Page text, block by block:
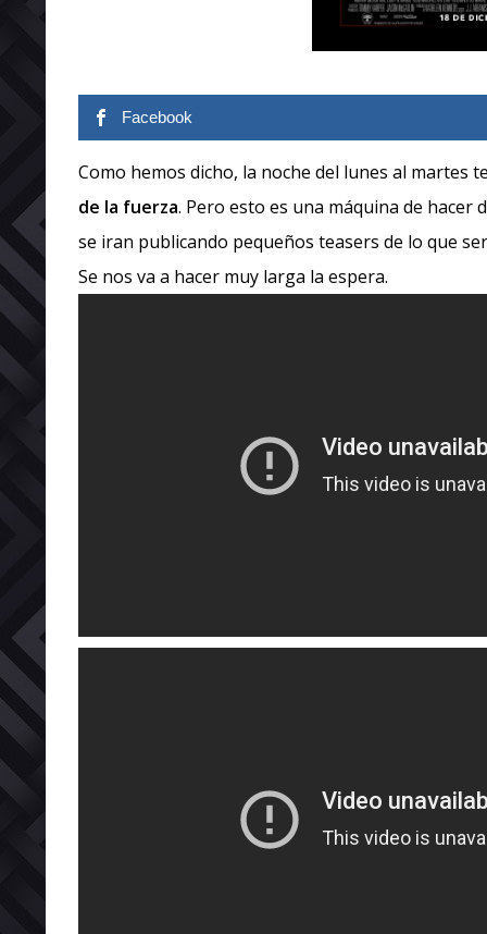
Facebook
Como hemos dicho, la noche del lunes al martes
de la fuerza. Pero esto es una máquina de hacer
se iran publicando pequeños teasers de lo que
Se nos va a hacer muy larga la espera.